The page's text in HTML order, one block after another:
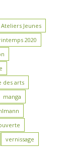
Ateliers Jeunes
2020
des arts
manga
vernissage